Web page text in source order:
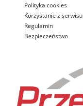
Polityka cookies
Korzystanie z serwisu
Regulamin
Bezpieczeństwo